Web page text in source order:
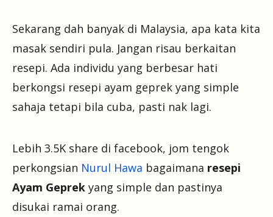
Sekarang dah banyak di Malaysia, apa kata kita
masak sendiri pula. Jangan risau berkaitan
resepi. Ada individu yang berbesar hati
berkongsi resepi ayam geprek yang simple
sahaja tetapi bila cuba, pasti nak lagi.
Lebih 3.5K share di facebook, jom tengok
perkongsian Nurul Hawa bagaimana resepi
Ayam Geprek yang simple dan pastinya
disukai ramai orang.